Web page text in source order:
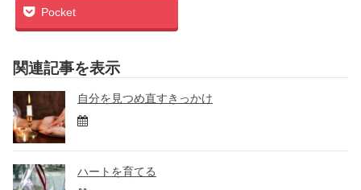
Pocket
関連記事を表示
自分を見つめ直すきっかけ
ハートを育てる